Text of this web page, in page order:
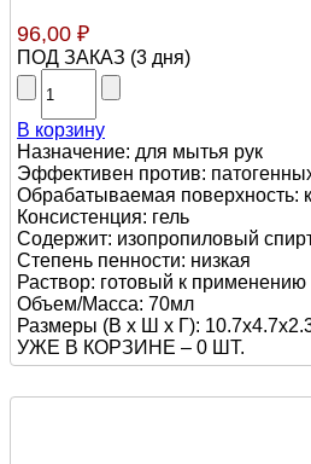
96,00 ₽
ПОД ЗАКАЗ (3 дня)
В корзину
Назначение: для мытья рук
Эффективен против:
Обрабатываемая поверхность:
Консистенция: гель
Содержит: изопропиловый
Степень пенности: низкая
Раствор: готовый к применению
Объем/Масса: 70мл
Размеры (В х Ш х Г):
УЖЕ В КОРЗИНЕ – 0 ШТ.